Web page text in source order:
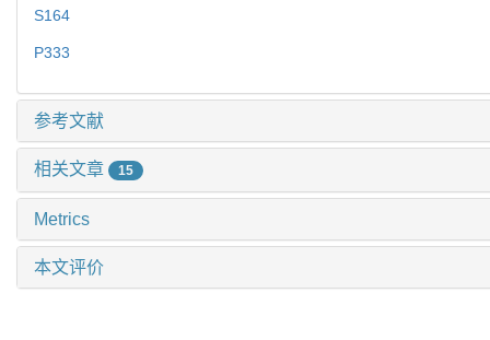
S164
P333
参考文献
相关文章 15
Metrics
本文评价